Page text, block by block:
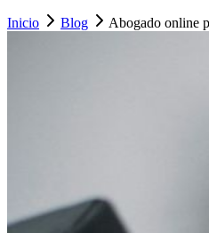
Inicio Blog Abogado online